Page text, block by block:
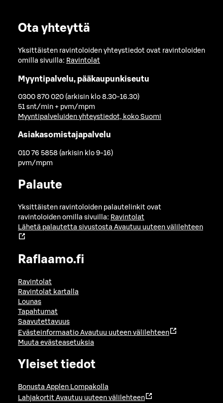
Ota yhteyttä
Yksittäisten ravintoloiden yhteystiedot ovat ravintoloiden
omilla sivuilla: Ravintolat
Myyntipalvelu, pääkaupunkiseutu
0300 870 020 (arkisin klo 8.30-16.30)
51 snt/min + pvm/mpm
Myyntipalveluiden yhteystiedot, koko Suomi
Asiakasomistajapalvelu
010 76 5858 (arkisin klo 9-16)
pvm/mpm
Palaute
Yksittäisten ravintoloiden palautelinkit ovat
ravintoloiden omilla sivuilla: Ravintolat
Lähetä palautetta sivustosta Avautuu uuteen välilehteen
Raflaamo.fi
Ravintolat
Ravintolat kartalla
Lounas
Tapahtumat
Saavutettavuus
Evästeinformaatio Avautuu uuteen välilehteen
Muuta evästeasetuksia
Yleiset tiedot
Bonusta Applen Lompakolla
Lahjakortit Avautuu uuteen välilehteen